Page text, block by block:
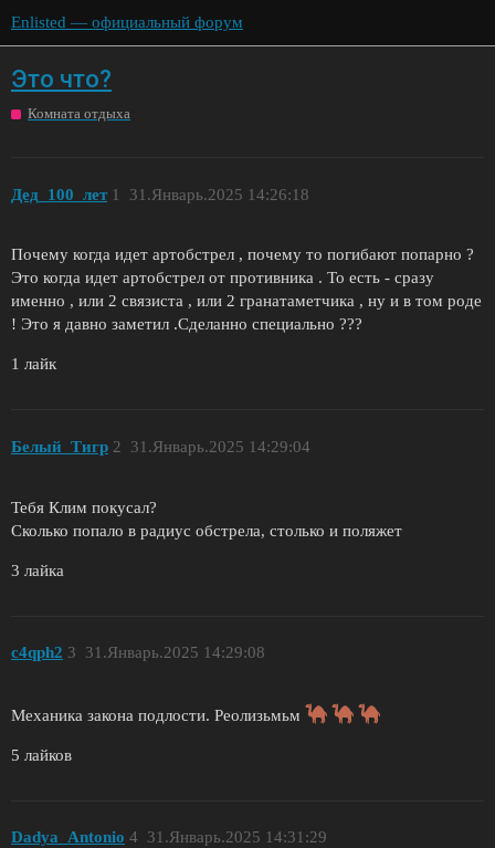
Enlisted — официальный форум
Это что?
Комната отдыха
Дед_100_лет 31.Январь.2025 14:26:18
1
Почему когда идет артобстрел , почему то погибают попарно ?
Это когда идет артобстрел от противника . То есть - сразу
именно , или 2 связиста , или 2 гранатаметчика , ну и в том роде
! Это я давно заметил .Сделанно специально ???
1 лайк
Белый_Tигр 31.Январь.2025 14:29:04
2
Тебя Клим покусал?
Сколько попало в радиус обстрела, столько и поляжет
3 лайка
c4qph2 31.Январь.2025 14:29:08
3
Механика закона подлости. Реолизьмьм
5 лайков
Dadya_Antonio 31.Январь.2025 14:31:29
4